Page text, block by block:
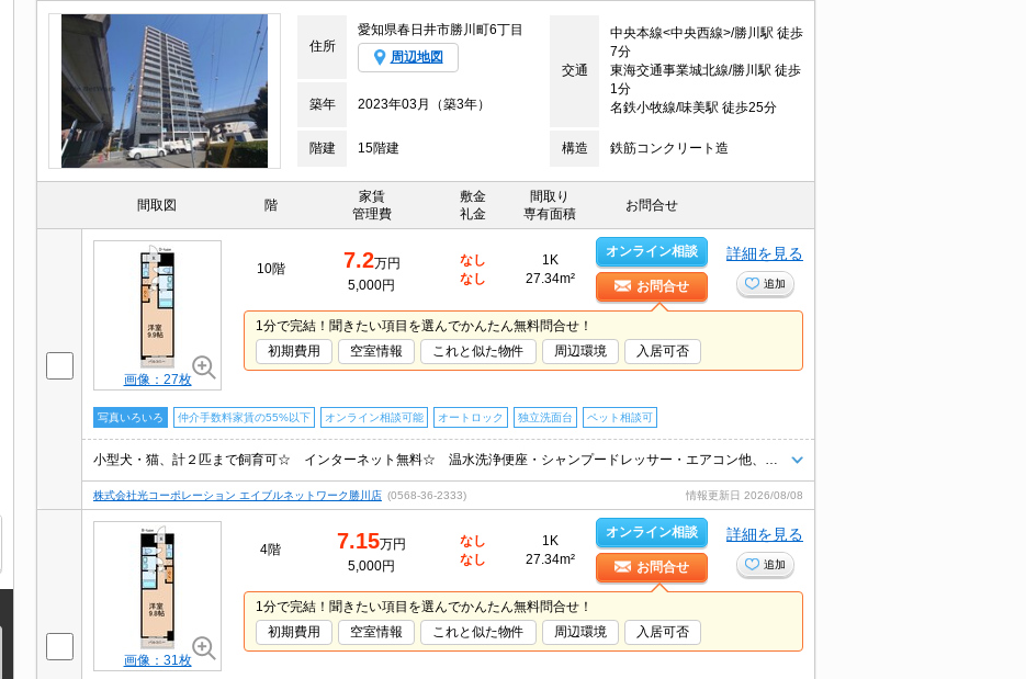
住所
愛知県春日井市勝川町6丁目
周辺地図
交通
中央本線<中央西線>/勝川駅 徒歩
7分
東海交通事業城北線/勝川駅 徒歩
1分
名鉄小牧線/味美駅 徒歩25分
築年 2023年03月（築3年）
階建 15階建 構造 鉄筋コンクリート造
間取図 階
家賃
管理費
敷金
礼金
間取り
専有面積
お問合せ
画像：27枚
10階 7.2万円
5,000円
なし
なし
1K
27.34m²
オンライン相談
お問合せ
詳細を見る
追加
1分で完結！聞きたい項目を選んでかんたん無料問合せ！
初期費用
空室情報 これと似た物件 周辺環境 入居可否
写真いろいろ 仲介手数料家賃の55%以下 オンライン相談可能 オートロック 独立洗面台 ペット相談可
株式会社光コーポレーション エイブルネットワーク勝川店 (0568-36-2333) 情報更新日 2026/08/08
画像：31枚
4階 7.15万円
5,000円
なし
なし
1K
27.34m²
オンライン相談
お問合せ
詳細を見る
追加
1分で完結！聞きたい項目を選んでかんたん無料問合せ！
初期費用
空室情報 これと似た物件 周辺環境 入居可否